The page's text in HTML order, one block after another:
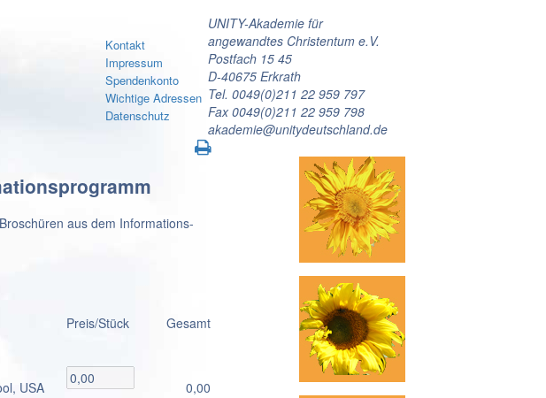
UNITY-Akademie für
angewandtes Christentum e.V.
Postfach 15 45
D-40675 Erkrath
Tel. 0049(0)211 22 959 797
Fax 0049(0)211 22 959 798
akademie@unitydeutschland.de
Kontakt
Impressum
Spendenkonto
Wichtige Adressen
Datenschutz
aus dem Informations-
Preis/Stück Gesamt
USA 0,00